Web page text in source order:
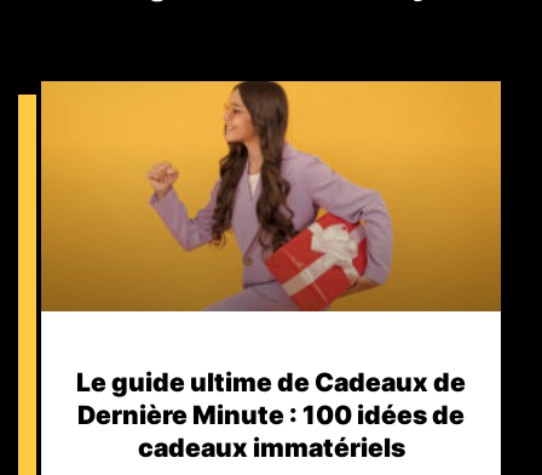
Le guide ultime de Cadeaux de
Dernière Minute : 100 idées de
cadeaux immatériels